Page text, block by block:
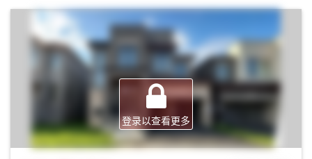
登录以查看更多